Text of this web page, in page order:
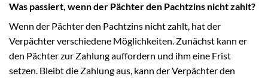
Was passiert, wenn der Pächter den Pachtzins nicht zahlt?
Wenn der Pächter den Pachtzins nicht zahlt, hat der
Verpächter verschiedene Möglichkeiten. Zunächst kann er
den Pächter zur Zahlung auffordern und ihm eine Frist
setzen. Bleibt die Zahlung aus, kann der Verpächter den